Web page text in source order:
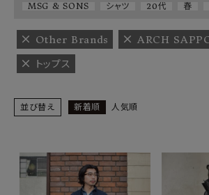
CONTENTS
ご利用ガイド
プライバシーポリシー
MSG & SONS
シャツ 20代 春
Other Brands
ARCH
トップス
並び替え 新着順 人気順